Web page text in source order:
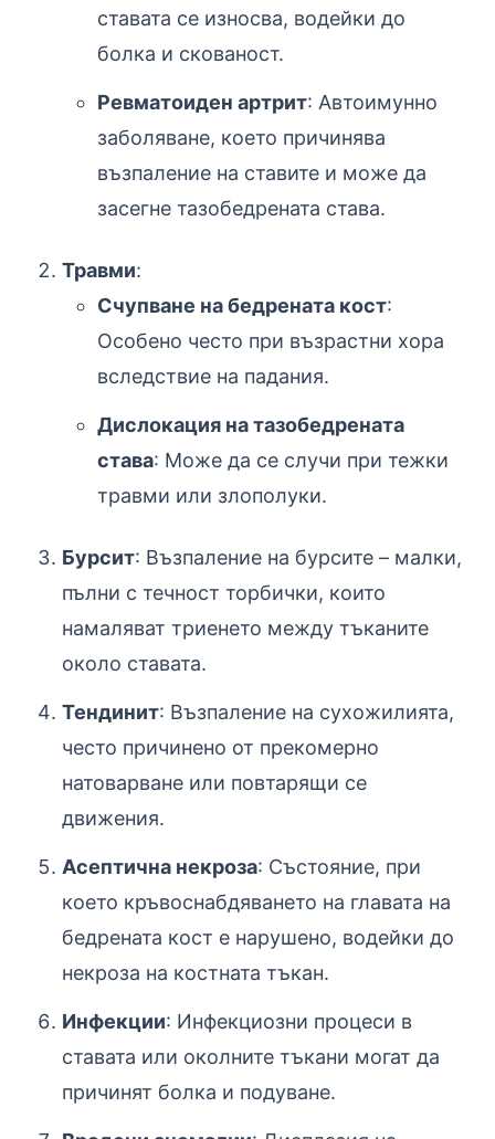
ставата се износва, водейки до
болка и скованост.
Ревматоиден артрит: Автоимунно
заболяване, което причинява
възпаление на ставите и може да
засегне тазобедрената става.
Травми:
Счупване на бедрената кост:
Особено често при възрастни хора
вследствие на падания.
Дислокация на тазобедрената
става: Може да се случи при тежки
травми или злополуки.
Бурсит: Възпаление на бурсите – малки,
пълни с течност торбички, които
намаляват триенето между тъканите
около ставата.
Тендинит: Възпаление на сухожилията,
често причинено от прекомерно
натоварване или повтарящи се
движения.
Асептична некроза: Състояние, при
което кръвоснабдяването на главата на
бедрената кост е нарушено, водейки до
некроза на костната тъкан.
Инфекции: Инфекциозни процеси в
ставата или околните тъкани могат да
причинят болка и подуване.